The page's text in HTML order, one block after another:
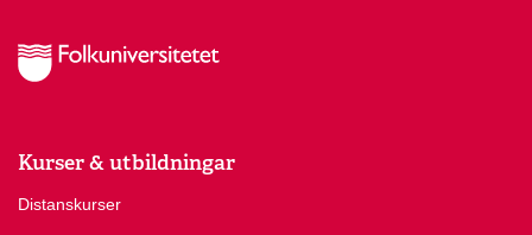
Kurser & utbildningar
Distanskurser